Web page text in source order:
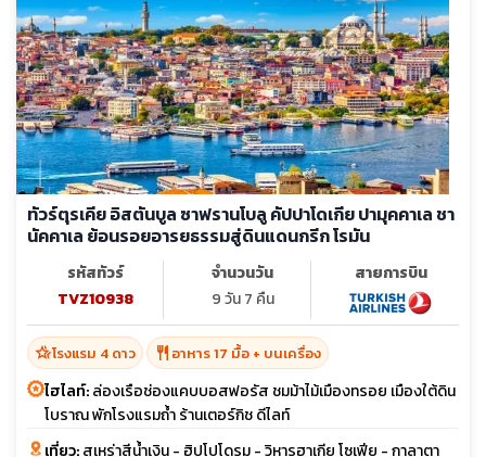
ทัวร์ตุรเคีย อิสตันบูล ซาฟรานโบลู คัปปาโดเกีย ปามุคคาเล ชา
นัคคาเล ย้อนรอยอารยธรรมสู่ดินแดนกรีก โรมัน
รหัสทัวร์
TVZ10938
จำนวนวัน
9 วัน 7 คืน
สายการบิน
hotel_classโรงแรม 4 ดาว restaurant อาหาร 17 มื้อ + บนเครื่อง
ไฮไลท์:ล่องเรือช่องแคบบอสฟอรัส ชมม้าไม้เมืองทรอย เมืองใต้ดิน
โบราณ พักโรงแรมถ้ำ ร้านเตอร์กิช ดีไลท์
เที่ยว:สุเหร่าสีน้ำเงิน - ฮิปโปโดรม - วิหารฮาเกีย โซเฟีย - กาลาตา